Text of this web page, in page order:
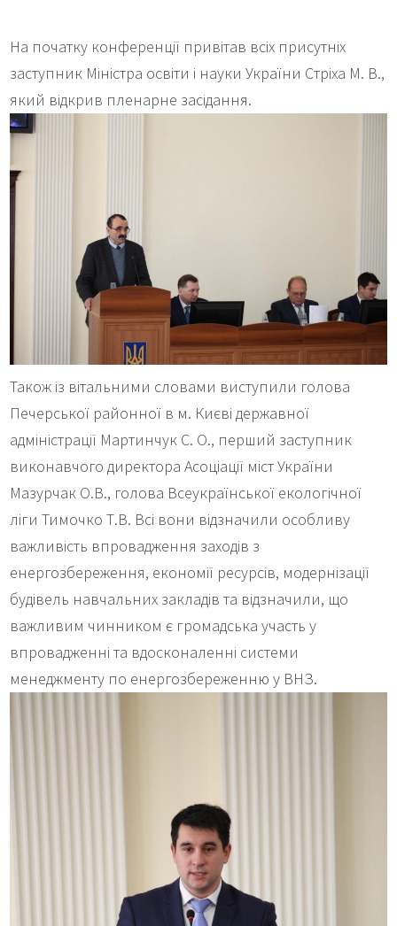
На початку конференції привітав всіх присутніх
заступник Міністра освіти і науки України Стріха М. В.,
який відкрив пленарне засідання.
Також із вітальними словами виступили голова
Печерської районної в м. Києві державної
адміністрації Мартинчук С. О., перший заступник
виконавчого директора Асоціації міст України
Мазурчак О.В., голова Всеукраїнської екологічної
ліги Тимочко Т.В. Всі вони відзначили особливу
важливість впровадження заходів з
енергозбереження, економії ресурсів, модернізації
будівель навчальних закладів та відзначили, що
важливим чинником є громадська участь у
впровадженні та вдосконаленні системи
менеджменту по енергозбереженню у ВНЗ.